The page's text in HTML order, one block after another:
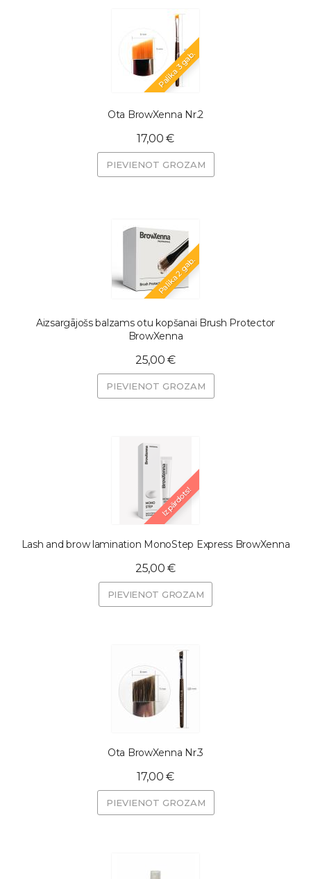
Palika 3 gab.
Ota BrowXenna Nr.2
17,00 €
PIEVIENOT GROZAM
Palika 2 gab.
Aizsargājošs balzams otu kopšanai Brush Protector
BrowXenna
25,00 €
PIEVIENOT GROZAM
Izpārdots!
Lash and brow lamination MonoStep Express BrowXenna
25,00 €
PIEVIENOT GROZAM
Ota BrowXenna Nr.3
17,00 €
PIEVIENOT GROZAM